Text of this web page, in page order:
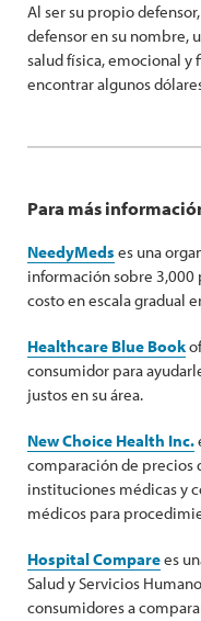
Al ser su propio
defensor en su nombre,
salud física, emocional y
encontrar algunos
Para más
NeedyMeds es una
información sobre 3,000
costo en escala gradual
Healthcare Blue Book
consumidor para
justos en su área.
New Choice Health Inc.
comparación de precios
instituciones médicas y
médicos para
Hospital Comparees
Salud y Servicios
consumidores a